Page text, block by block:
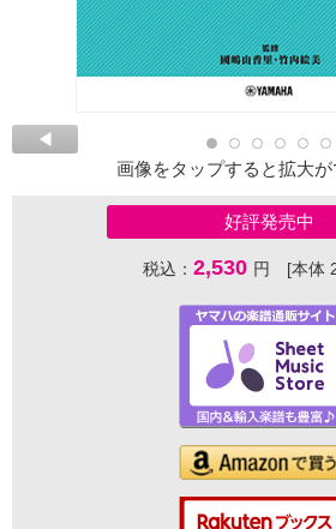
画像をタップすると拡大が
好評発売中
税込： 2,530 円 [本体